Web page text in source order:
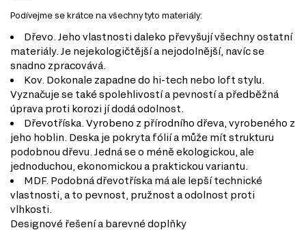
Podívejme se krátce na všechny tyto materiály:
Dřevo. Jeho vlastnosti daleko převyšují všechny ostatní
materiály. Je nejekologičtější a nejodolnější, navíc se
snadno zpracovává.
Kov. Dokonale zapadne do hi-tech nebo loft stylu.
Vyznačuje se také spolehlivostí a pevností a předběžná
úprava proti korozi jí dodá odolnost.
Dřevotříska. Vyrobeno z přírodního dřeva, vyrobeného z
jeho hoblin. Deska je pokryta fólií a může mít strukturu
podobnou dřevu. Jedná se o méně ekologickou, ale
jednoduchou, ekonomickou a praktickou variantu.
MDF. Podobná dřevotříska má ale lepší technické
vlastnosti, a to pevnost, pružnost a odolnost proti
vlhkosti.
Designové řešení a barevné doplňky